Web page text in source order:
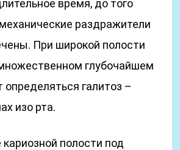
время, до того
раздражители
При широкой полости
глубочайшем
галитоз –
изо рта.
полости под